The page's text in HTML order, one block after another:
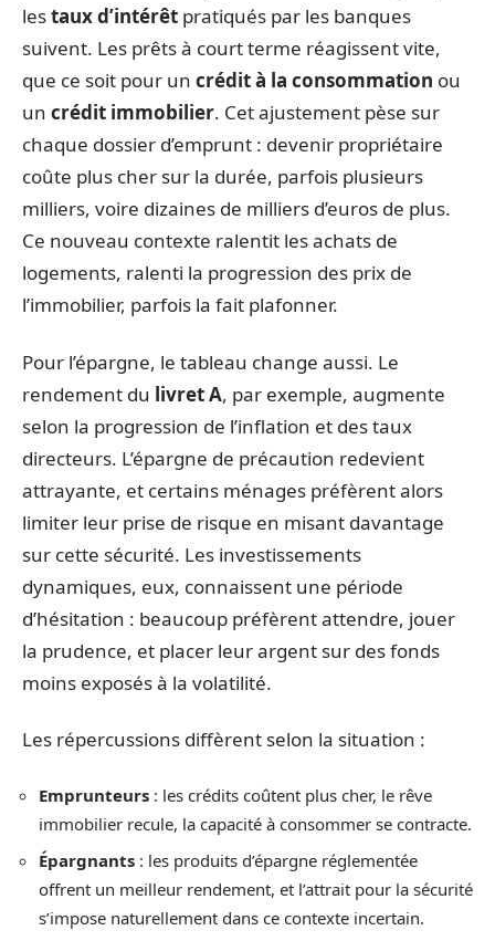
lestaux d’intérêt pratiqués par les banques
suivent. Les prêts à court terme réagissent vite,
que ce soit pour un crédit à la consommation ou
un crédit immobilier. Cet ajustement pèse sur
chaque dossier d’emprunt : devenir propriétaire
coûte plus cher sur la durée, parfois plusieurs
milliers, voire dizaines de milliers d’euros de plus.
Ce nouveau contexte ralentit les achats de
logements, ralenti la progression des prix de
l’immobilier, parfois la fait plafonner.
Pour l’épargne, le tableau change aussi. Le
rendement du livret A, par exemple, augmente
selon la progression de l’inflation et des taux
directeurs. L’épargne de précaution redevient
attrayante, et certains ménages préfèrent alors
limiter leur prise de risque en misant davantage
sur cette sécurité. Les investissements
dynamiques, eux, connaissent une période
d’hésitation : beaucoup préfèrent attendre, jouer
la prudence, et placer leur argent sur des fonds
moins exposés à la volatilité.
Les répercussions diffèrent selon la situation :
Emprunteurs : les crédits coûtent plus cher, le rêve
immobilier recule, la capacité à consommer se contracte.
Épargnants : les produits d’épargne réglementée
offrent un meilleur rendement, et l’attrait pour la sécurité
s’impose naturellement dans ce contexte incertain.